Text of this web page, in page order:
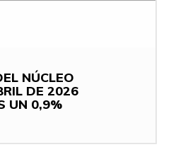
NÚCLEO
DE 2026
UN 0,9%